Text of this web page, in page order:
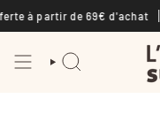
au
contenu
de
partir de 69€ d'achat
RECHERCHE